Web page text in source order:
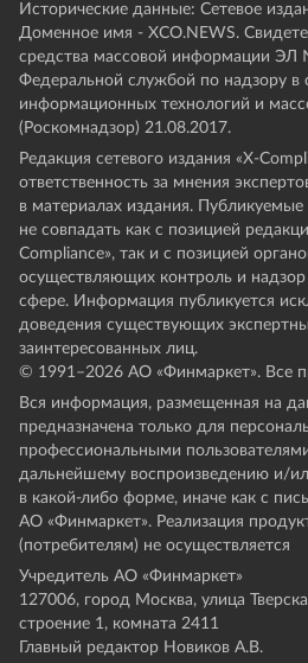
Исторические данные: Сетевое
Доменное имя - XCO.NEWS.
средства массовой информации
Федеральной службой по надзору в
информационных технологий и
(Роскомнадзор) 21.08.2017.
Редакция сетевого издания «X-
ответственность за мнения
в материалах издания.
не совпадать как с позицией
Compliance», так и с позицией
осуществляющих контроль и
сфере. Информация публикуется
доведения существующих
заинтересованных лиц.
© 1991–2026 АО «Финмаркет». Все
Вся информация, размещенная на
предназначена только для
профессиональными
дальнейшему воспроизведению и/
в какой-либо форме, иначе как с
АО «Финмаркет». Реализация
(потребителям) не осуществляется
Учредитель АО «Финмаркет»
127006, город Москва, улица
строение 1, комната 2411
Главный редактор Новиков А.В.